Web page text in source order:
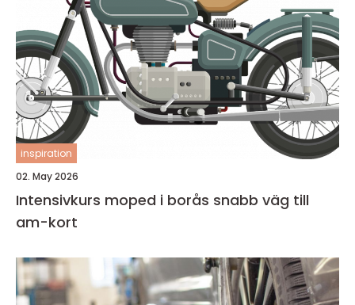
inspiration
02. May 2026
Intensivkurs moped i borås snabb väg till
am-kort